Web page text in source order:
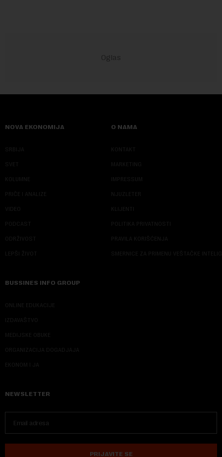
NOVA EKONOMIJA
SRBIJA
SVET
KOLUMNE
PRIČE I ANALIZE
VIDEO
PODCAST
ODRŽIVOST
LEPŠI ŽIVOT
O NAMA
KONTAKT
MARKETING
IMPRESSUM
NJUZLETER
KLIJENTI
POLITIKA PRIVATNOSTI
PRAVILA KORIŠĆENJA
SMERNICE ZA PRIMENU VEŠTAČKE
BUSSINES INFO GROUP
ONLINE EDUKACIJE
IZDAVAŠTVO
MEDIJSKE OBUKE
ORGANIZACIJA DOGADJAJA
EKONOM I JA
NEWSLETTER
PRIJAVITE SE